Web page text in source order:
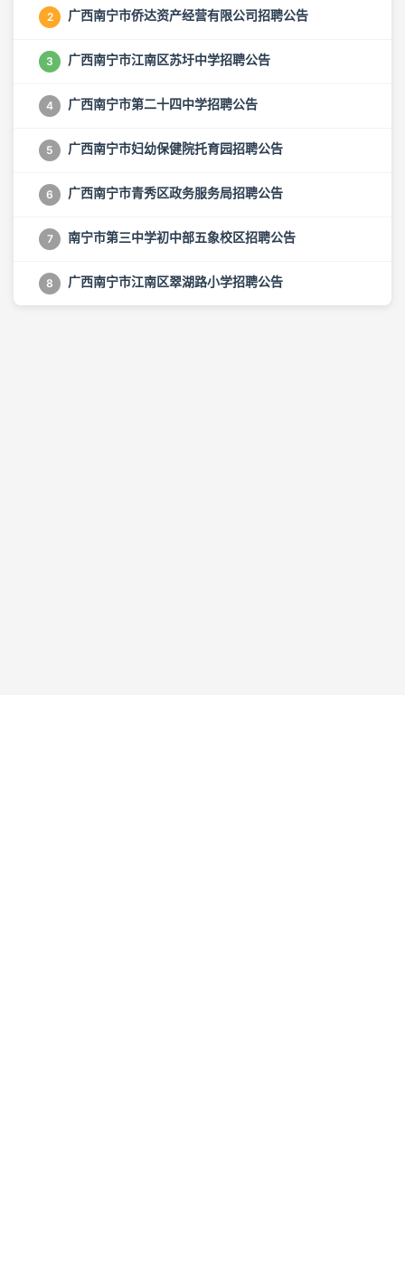
2 广西南宁市侨达资产经营有限公司招聘公告
3 广西南宁市江南区苏圩中学招聘公告
4 广西南宁市第二十四中学招聘公告
5 广西南宁市妇幼保健院托育园招聘公告
6 广西南宁市青秀区政务服务局招聘公告
7 南宁市第三中学初中部五象校区招聘公告
8 广西南宁市江南区翠湖路小学招聘公告